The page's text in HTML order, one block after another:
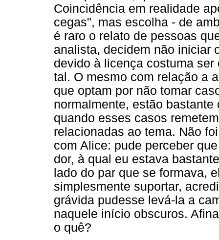
Coincidência em realidade
cegas", mas escolha - de
é raro o relato de pessoas
analista, decidem não iniciar
devido à licença costuma
tal. O mesmo com relação a
que optam por não tomar
normalmente, estão
quando esses casos
relacionadas ao tema. Não
com Alice: pude perceber
dor, à qual eu estava
lado do par que se formava,
simplesmente suportar,
grávida pudesse levá-la a
naquele início obscuros.
o quê?